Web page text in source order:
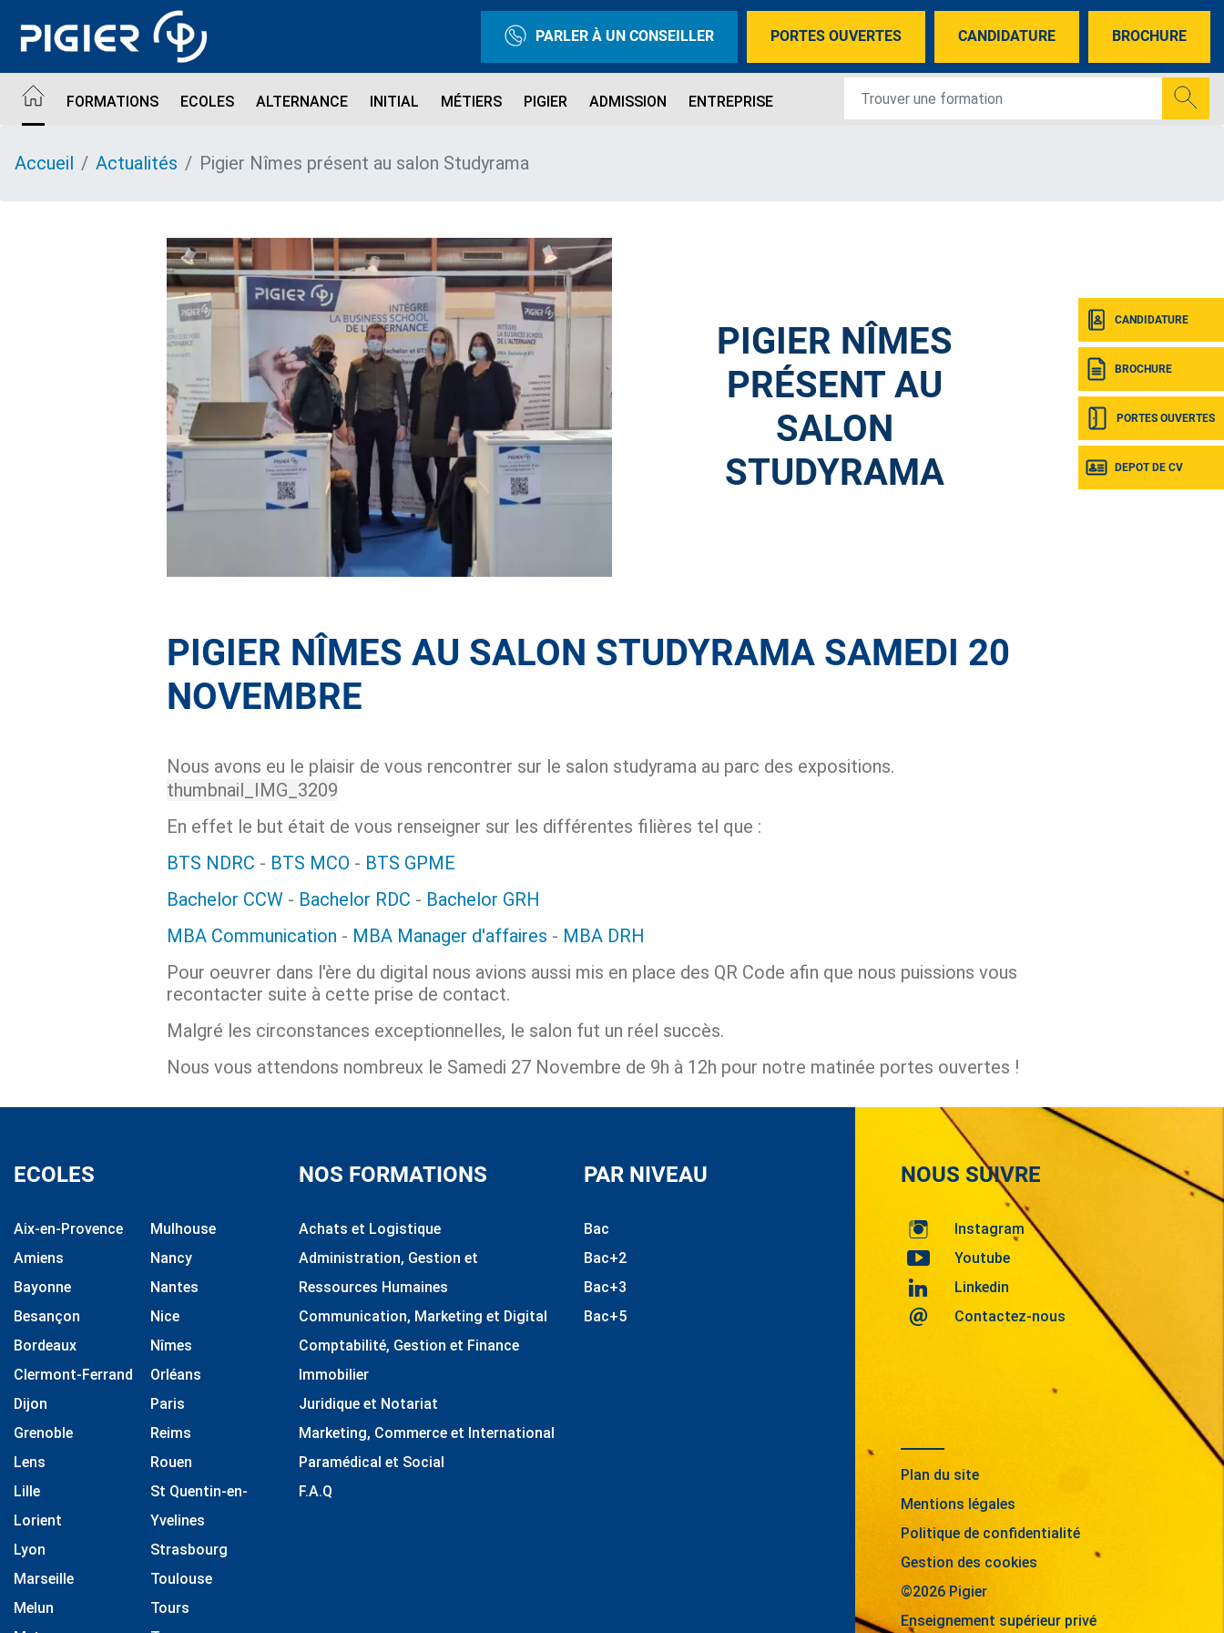
contenu
PARLER À UN CONSEILLER PORTES OUVERTES CANDIDATURE BROCHURE
FORMATIONS ECOLES ALTERNANCE INITIAL MÉTIERS PIGIER ADMISSION ENTREPRISE
CANDIDATURE
BROCHURE
PORTES OUVERTES
DEPOT DE CV
Accueil Actualités Pigier Nîmes présent au salon Studyrama
PIGIER NÎMES
PRÉSENT AU
SALON
STUDYRAMA
PIGIER NÎMES AU SALON STUDYRAMA SAMEDI 20
NOVEMBRE
Nous avons eu le plaisir de vous rencontrer sur le salon studyrama au parc des expositions.
En effet le but était de vous renseigner sur les différentes filières tel que :
BTS NDRC - BTS MCO - BTS GPME
Bachelor CCW - Bachelor RDC - Bachelor GRH
MBA Communication - MBA Manager d'affaires - MBA DRH
Pour oeuvrer dans l'ère du digital nous avions aussi mis en place des QR Code afin que nous puissions vous
recontacter suite à cette prise de contact.
Malgré les circonstances exceptionnelles, le salon fut un réel succès.
Nous vous attendons nombreux le Samedi 27 Novembre de 9h à 12h pour notre matinée portes ouvertes !
ECOLES
Aix-en-Provence
Amiens
Bayonne
Besançon
Bordeaux
Clermont-Ferrand
Dijon
Grenoble
Lens
Lille
Lorient
Lyon
Marseille
Melun
Mulhouse
Nancy
Nantes
Nice
Nîmes
Orléans
Paris
Reims
Rouen
St Quentin-en-
Yvelines
Strasbourg
Toulouse
Tours
NOS FORMATIONS
Achats et Logistique
Administration, Gestion et
Ressources Humaines
Communication, Marketing et Digital
Comptabilité, Gestion et Finance
Immobilier
Juridique et Notariat
Marketing, Commerce et International
Paramédical et Social
F.A.Q
PAR NIVEAU
Bac
Bac+2
Bac+3
Bac+5
NOUS SUIVRE
Instagram
Youtube
Linkedin
Contactez-nous
Plan du site
Mentions légales
Politique de confidentialité
Gestion des cookies
©2026 Pigier
Enseignement supérieur privé